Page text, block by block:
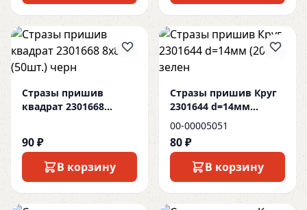
Стразы пришив
квадрат 2301668
90 ₽
В корзину
Стразы пришив Круг
2301644 d=14мм
(20шт) зелен
00-00005051
80 ₽
В корзину